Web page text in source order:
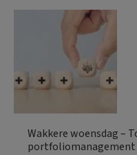
Wakkere woensdag –
portfoliomanagement